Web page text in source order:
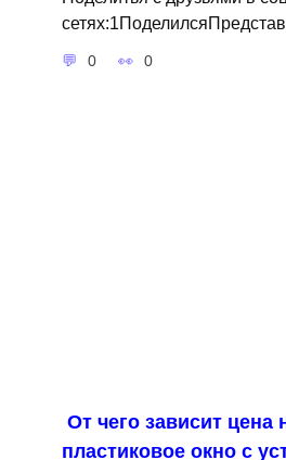
0 0
От чего зависит цена
пластиковое окно с